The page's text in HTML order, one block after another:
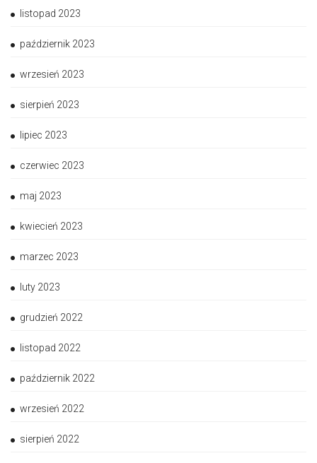
listopad 2023
październik 2023
wrzesień 2023
sierpień 2023
lipiec 2023
czerwiec 2023
maj 2023
kwiecień 2023
marzec 2023
luty 2023
grudzień 2022
listopad 2022
październik 2022
wrzesień 2022
sierpień 2022